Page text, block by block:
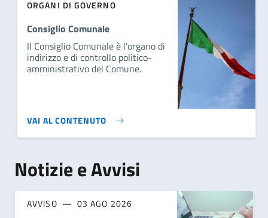
ORGANI DI GOVERNO
Consiglio Comunale
Il Consiglio Comunale è l’organo di
indirizzo e di controllo politico-
amministrativo del Comune.
VAI AL CONTENUTO
Notizie e Avvisi
AVVISO 03 AGO 2026